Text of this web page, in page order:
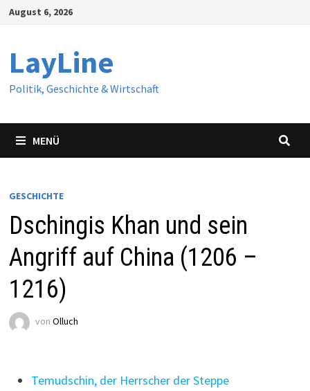
Zum
August 6, 2026
LayLine
Politik, Geschichte & Wirtschaft
MENÜ
GESCHICHTE
Dschingis Khan und sein
Angriff auf China (1206 –
1216)
von Olluch
Temudschin, der Herrscher der Steppe